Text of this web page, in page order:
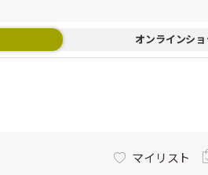
オンラインシ
マイリスト